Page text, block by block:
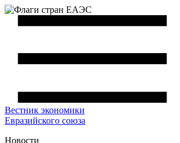
Вестник экономики
Евразийского союза
Новости